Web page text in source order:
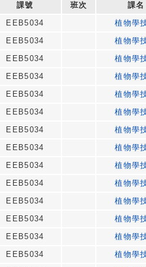
課號 班次
課名
EEB5034
植物學
EEB5034
植物學
EEB5034
植物學
EEB5034
植物學
EEB5034
植物學
EEB5034
植物學
EEB5034
植物學
EEB5034
植物學
EEB5034
植物學
EEB5034
植物學
EEB5034
植物學
EEB5034
植物學
EEB5034
植物學
EEB5034
植物學